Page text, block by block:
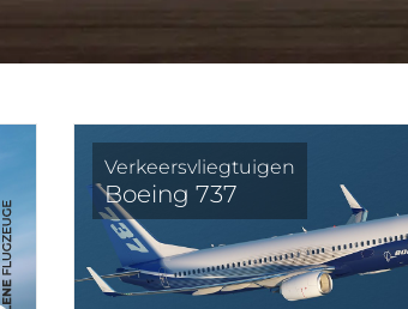
Verkeersvliegtuigen
Boeing 737